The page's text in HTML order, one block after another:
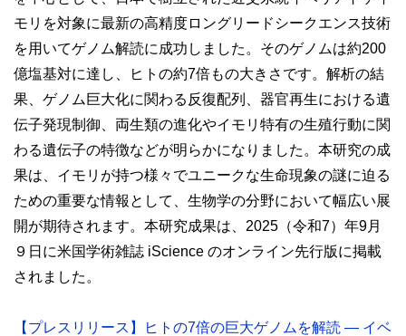
モリを対象に最新の高精度ロングリードシークエンス技術
を用いてゲノム解読に成功しました。そのゲノムは約200
億塩基対に達し、ヒトの約7倍もの大きさです。解析の結
果、ゲノム巨大化に関わる反復配列、器官再生における遺
伝子発現制御、両生類の進化やイモリ特有の生殖行動に関
わる遺伝子の特徴などが明らかになりました。本研究の成
果は、イモリが持つ様々でユニークな生命現象の謎に迫る
ための重要な情報として、生物学の分野において幅広い展
開が期待されます。本研究成果は、2025（令和7）年9月
９日に米国学術雑誌 iScience のオンライン先行版に掲載
されました。
【プレスリリース】ヒトの7倍の巨大ゲノムを解読 ― イベ